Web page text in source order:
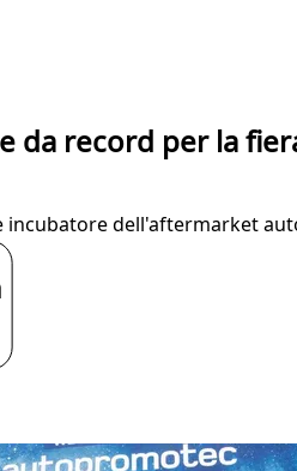
da record per la
incubatore dell'aftermarket